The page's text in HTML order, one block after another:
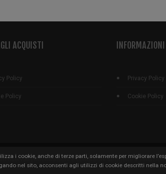
ACQUISTI
Policy
Policy
INFORMAZIONI
Privacy Policy
Cookie Policy
riservati | Informazioni e condizioni soggette a
i cookie, anche di terze parti, solamente per migliorare
nel sito, acconsenti agli utilizzi di cookie descritti nella